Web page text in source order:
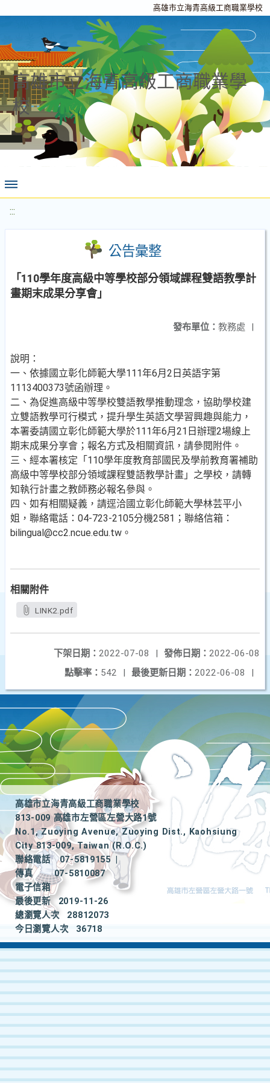
高雄市立海青高級工商職業學校
高雄市立海青高級工商職業學
校
:::
公告彙整
「110學年度高級中等學校部分領域課程雙語教學計
畫期末成果分享會」
發布單位： 教務處 |
說明：
一、依據國立彰化師範大學111年6月2日英語字第
1113400373號函辦理。
二、為促進高級中等學校雙語教學推動理念，協助學校建
立雙語教學可行模式，提升學生英語文學習興趣與能力，
本署委請國立彰化師範大學於111年6月21日辦理2場線上
期末成果分享會；報名方式及相關資訊，請參閱附件。
三、經本署核定「110學年度教育部國民及學前教育署補助
高級中等學校部分領域課程雙語教學計畫」之學校，請轉
知執行計畫之教師務必報名參與。
四、如有相關疑義，請逕洽國立彰化師範大學林芸平小
姐，聯絡電話：04-723-2105分機2581；聯絡信箱：
bilingual@cc2.ncue.edu.tw。
相關附件
LINK2.pdf
發佈日期： 2022-06-08
下架日期： 2022-07-08
|
最後更新日期： 2022-06-08 |
點擊率： 542 |
高雄市立海青高級工商職業學校
813-009 高雄市左營區左營大路1號
No.1, Zuoying Avenue, Zuoying Dist., Kaohsiung
City 813-009, Taiwan (R.O.C.)
聯絡電話
07-5819155
|
傳真
07-5810087
電子信箱
最後更新
2019-11-26
總瀏覽人次
28812073
今日瀏覽人次
36718